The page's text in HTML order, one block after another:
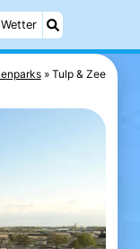
Wetter
Tulp & Zee